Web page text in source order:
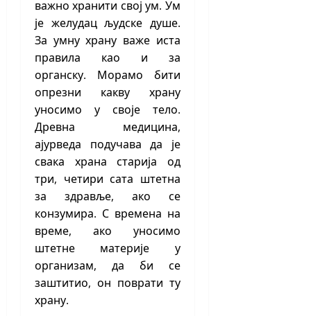
важно хранити свој ум. Ум
је желудац људске душе.
За умну храну важе иста
правила као и за
органску. Морамо бити
опрезни какву храну
уносимо у своје тело.
Древна медицина,
ајурведа подучава да је
свака храна старија од
три, четири сата штетна
за здравље, ако се
конзумира. С времена на
време, ако уносимо
штетне материје у
организам, да би се
заштитио, он поврати ту
храну.